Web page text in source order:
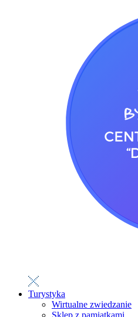
Turystyka
Wirtualne zwiedzanie
Sklep z pamiątkami